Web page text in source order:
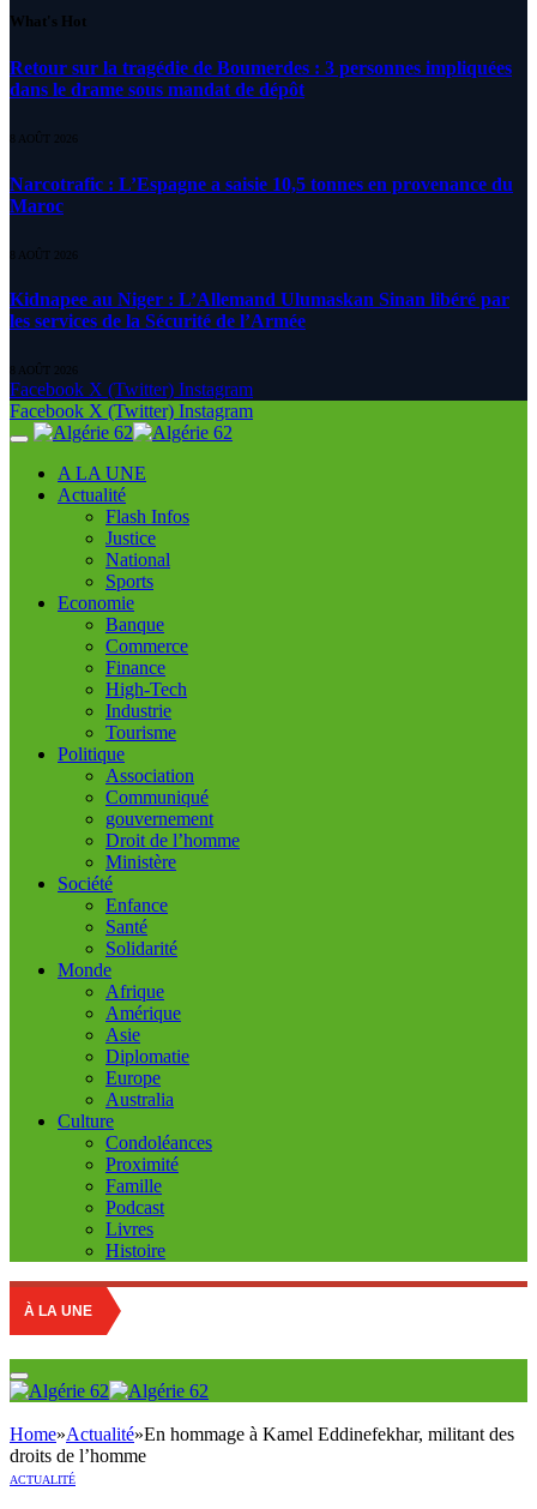
What's Hot
Retour sur la tragédie de Boumerdes : 3 personnes impliquées
dans le drame sous mandat de dépôt
8 AOÛT 2026
Narcotrafic : L’Espagne a saisie 10,5 tonnes en provenance du
Maroc
8 AOÛT 2026
Kidnapee au Niger : L’Allemand Ulumaskan Sinan libéré par
les services de la Sécurité de l’Armée
8 AOÛT 2026
Facebook X (Twitter) Instagram
Facebook X (Twitter) Instagram
A LA UNE
Actualité
Flash Infos
Justice
National
Sports
Economie
Banque
Commerce
Finance
High-Tech
Industrie
Tourisme
Politique
Association
Communiqué
gouvernement
Droit de l’homme
Ministère
Société
Enfance
Santé
Solidarité
Monde
Afrique
Amérique
Asie
Diplomatie
Europe
Australia
Culture
Condoléances
Proximité
Famille
Podcast
Livres
Histoire
À LA UNE
Home»Actualité»En hommage à Kamel Eddinefekhar, militant des
droits de l’homme
ACTUALITÉ